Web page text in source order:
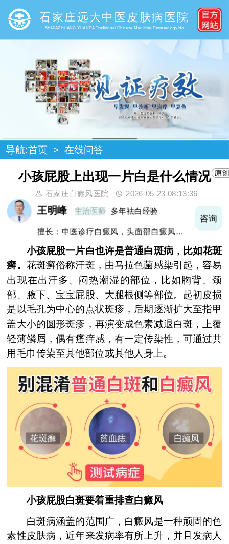
石家庄远大中医皮肤病医院
SHIJIAZHUANG YUANDA Traditional Chinese Medicine Dermatology Ho
导航:首页 > 在线问答
小孩屁股上出现一片白是什么情况
石家庄白癜风医院 2026-05-23 08:13:36
王明峰 主治医师 多年袪白经验
擅长：中医诊疗白癜风，头面部白癜风，青
咨询
小孩屁股一片白也许是普通白斑病，比如花斑
癣。 花斑癣俗称汗斑，由马拉色菌感染引起，容易
出现在出汗多、闷热潮湿的部位，比如胸背、颈
部、腋下、宝宝屁股、大腿根侧等部位。起初皮损
是以毛孔为中心的点状斑疹，后期逐渐扩大至指甲
盖大小的圆形斑疹，再演变成色素减退白斑，上覆
轻薄鳞屑，偶有瘙痒感，有一定传染性，可通过共
用毛巾传染至其他部位或其他人身上。
小孩屁股白斑要着重排查白癜风
白斑病涵盖的范围广，白癜风是一种顽固的色
素性皮肤病，近年来发病率有所上升，并且发病人